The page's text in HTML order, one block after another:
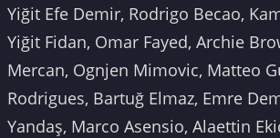
Yiğit Efe Demir, Rodrigo Becao,
Yiğit Fidan, Omar Fayed, Archie
Mercan, Ognjen Mimovic, Matteo
Rodrigues, Bartuğ Elmaz, Emre
Yandaş, Marco Asensio, Alaettin